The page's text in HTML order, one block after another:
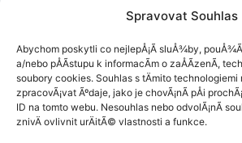
ZdravÃ© hubnutÃ­ ZdravÃ©
ZÃ¡sady cookies (EU)
Spravovat Souhlas
Abychom poskytli co nejlepÅ¡Ã­ sluÅ¾by,
a/nebo pÅÃ­stupu k informacÃ­m o zaÅÃ­zenÃ­,
soubory cookies. Souhlas s tÄmito
zpracovÃ¡vat Ãºdaje, jako je chovÃ¡nÃ­ pÅi
ID na tomto webu. Nesouhlas nebo odvolÃ¡nÃ­
znivÄ ovlivnit urÄitÃ© vlastnosti a funkce.